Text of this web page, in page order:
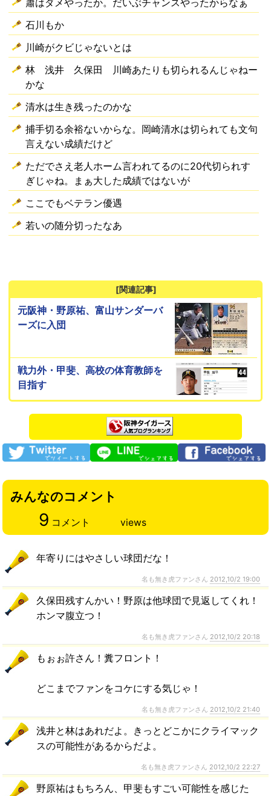
蕭はダメやったか。だいぶチャンスやったからなぁ
石川もか
川崎がクビじゃないとは
林 浅井 久保田 川崎あたりも切られるんじゃねー
かな
清水は生き残ったのかな
捕手切る余裕ないからな。岡崎清水は切られても文句
言えない成績だけど
ただでさえ老人ホーム言われてるのに20代切られす
ぎじゃね。まぁ大した成績ではないが
ここでもベテラン優遇
若いの随分切ったなあ
[関連記事]
元阪神・野原祐、富山サンダーバ
ーズに入団
戦力外・甲斐、高校の体育教師を
目指す
みんなのコメント
9 コメント views
年寄りにはやさしい球団だな！
名も無き虎ファンさん 2012,10/2 19:00
久保田残すんかい！野原は他球団で見返してくれ！
ホンマ腹立つ！
名も無き虎ファンさん 2012,10/2 20:18
もぉぉ許さん！糞フロント！
どこまでファンをコケにする気じゃ！
名も無き虎ファンさん 2012,10/2 21:40
浅井と林はあれだよ。きっとどこかにクライマック
スの可能性があるからだよ。
名も無き虎ファンさん 2012,10/2 22:27
野原祐はもちろん、甲斐もすごい可能性を感じた